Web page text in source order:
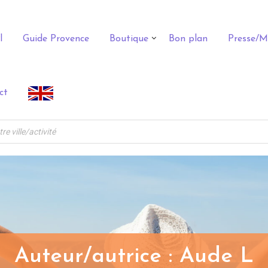
Guide Provence Boutique Bon plan Presse/
Auteur/autrice : Aude L